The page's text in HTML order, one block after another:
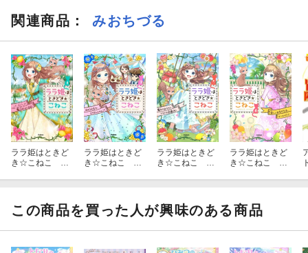
関連商品 ： みおちづる
ララ姫はときど
き☆こねこ バ
ララ姫はときど
き☆こねこ 仮
ララ姫はときど
き☆こねこ 魔
ララ姫はときど
き☆こねこ 新
この商品を買った人が興味のある商品